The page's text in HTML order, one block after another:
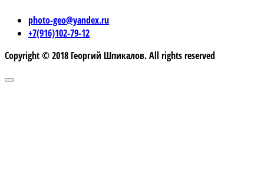
photo-geo@yandex.ru
+7(916)102-79-12
Copyright © 2018 Георгий Шпикалов. All rights reserved